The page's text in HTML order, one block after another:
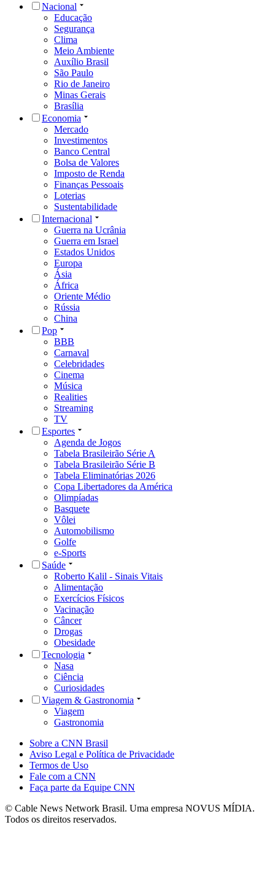
Nacional
Educação
Segurança
Clima
Meio Ambiente
Auxílio Brasil
São Paulo
Rio de Janeiro
Minas Gerais
Brasília
Economia
Mercado
Investimentos
Banco Central
Bolsa de Valores
Imposto de Renda
Finanças Pessoais
Loterias
Sustentabilidade
Internacional
Guerra na Ucrânia
Guerra em Israel
Estados Unidos
Europa
Ásia
África
Oriente Médio
Rússia
China
Pop
BBB
Carnaval
Celebridades
Cinema
Música
Realities
Streaming
TV
Esportes
Agenda de Jogos
Tabela Brasileirão Série A
Tabela Brasileirão Série B
Tabela Eliminatórias 2026
Copa Libertadores da América
Olimpíadas
Basquete
Vôlei
Automobilismo
Golfe
e-Sports
Saúde
Roberto Kalil - Sinais Vitais
Alimentação
Exercícios Físicos
Vacinação
Câncer
Drogas
Obesidade
Tecnologia
Nasa
Ciência
Curiosidades
Viagem & Gastronomia
Viagem
Gastronomia
Sobre a CNN Brasil
Aviso Legal e Política de Privacidade
Termos de Uso
Fale com a CNN
Faça parte da Equipe CNN
© Cable News Network Brasil. Uma empresa NOVUS MÍDIA.
Todos os direitos reservados.